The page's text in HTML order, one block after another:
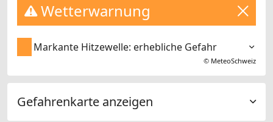
Wetterwarnung
Markante Hitzewelle: erhebliche Gefahr
© MeteoSchweiz
Gefahrenkarte anzeigen